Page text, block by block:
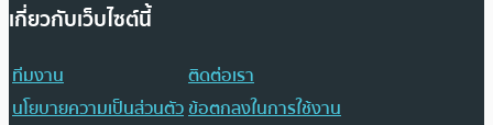
เกี่ยวกับเว็บไซต์นี้
ทีมงาน
ติดต่อเรา
นโยบายความเป็นส่วนตัวข้อตกลงในการใช้งาน